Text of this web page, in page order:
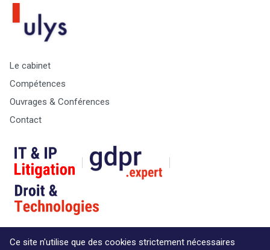
Le cabinet
Compétences
Ouvrages & Conférences
Contact
Ce site n'utilise que des cookies strictement nécessaires